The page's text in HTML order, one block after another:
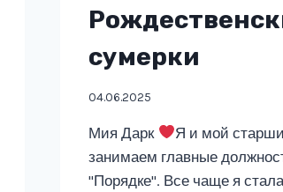
сумерки
04.06.2025
Мия Дарк
Я и мой
занимаем главные
"Порядке". Все чаще я